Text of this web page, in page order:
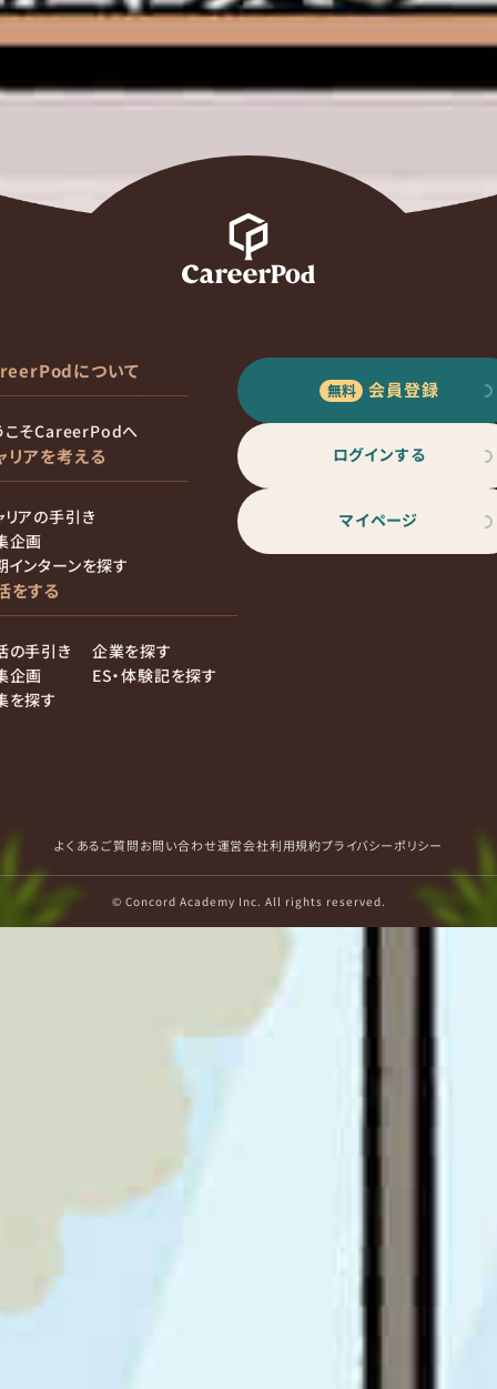
について
こそCareerPodへ
リアを考える
リアの手引き
企画
インターンを探す
をする
の手引き
企画
を探す
企業を探す
ES・体験記を探す
会員登録
ログインする
マイページ
よくあるご質問お問い合わせ運営会社利用規約プライバシーポリシー
© Concord Academy Inc. All rights reserved.